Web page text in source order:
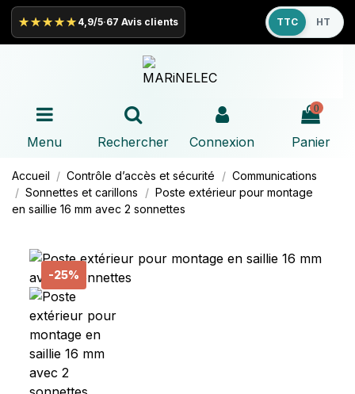
★★★★★ 4,9/5·67 Avis clients TTC HT
Menu Rechercher Connexion
0
Panier
Accueil Contrôle d’accès et sécurité
Communications
Sonnettes et carillons
Poste extérieur pour montage
en saillie 16 mm avec 2 sonnettes
-25%